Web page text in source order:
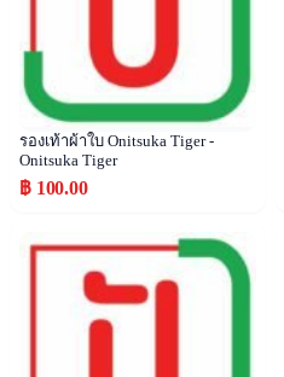
รองเท้าผ้าใบ Onitsuka Tiger -
Onitsuka Tiger
฿ 100.00
Popular